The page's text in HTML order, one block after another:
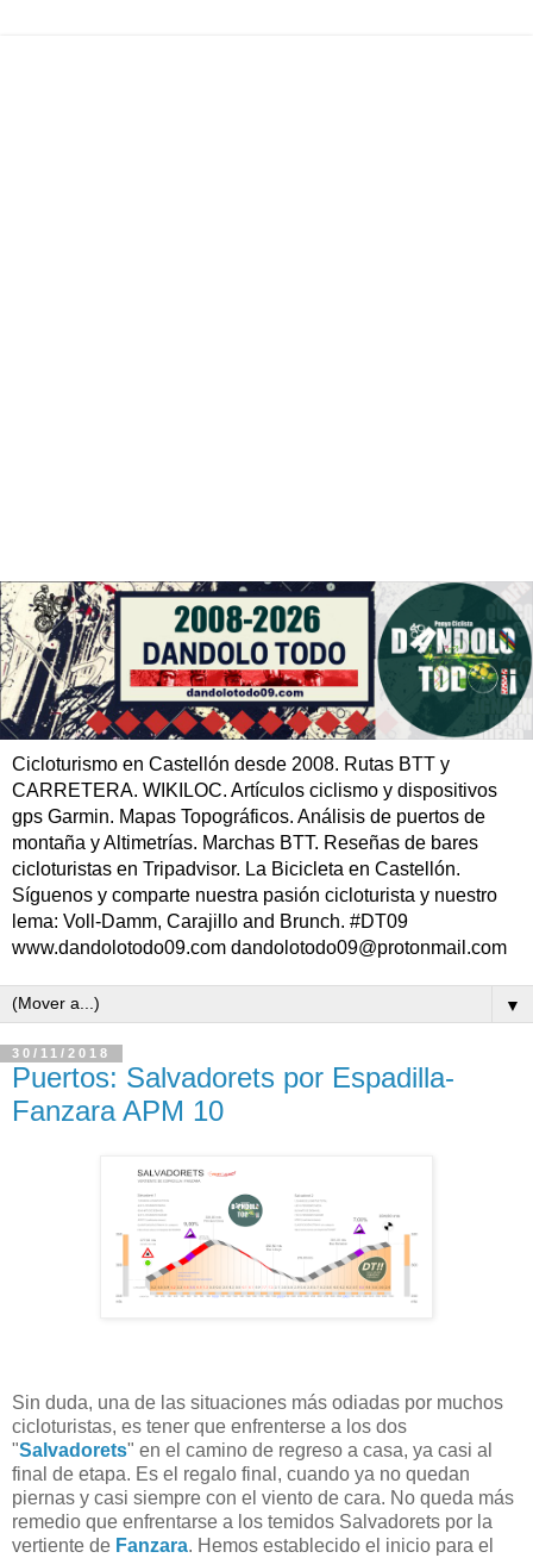
Cicloturismo en Castellón desde 2008. Rutas BTT y
CARRETERA. WIKILOC. Artículos ciclismo y dispositivos
gps Garmin. Mapas Topográficos. Análisis de puertos de
montaña y Altimetrías. Marchas BTT. Reseñas de bares
cicloturistas en Tripadvisor. La Bicicleta en Castellón.
Síguenos y comparte nuestra pasión cicloturista y nuestro
lema: Voll-Damm, Carajillo and Brunch. #DT09
www.dandolotodo09.com dandolotodo09@protonmail.com
▼
30/11/2018
Puertos: Salvadorets por Espadilla-
Fanzara APM 10
Sin duda, una de las situaciones más odiadas por muchos
cicloturistas, es tener que enfrenterse a los dos
"Salvadorets" en el camino de regreso a casa, ya casi al
final de etapa. Es el regalo final, cuando ya no quedan
piernas y casi siempre con el viento de cara. No queda más
remedio que enfrentarse a los temidos Salvadorets por la
vertiente de Fanzara. Hemos establecido el inicio para el